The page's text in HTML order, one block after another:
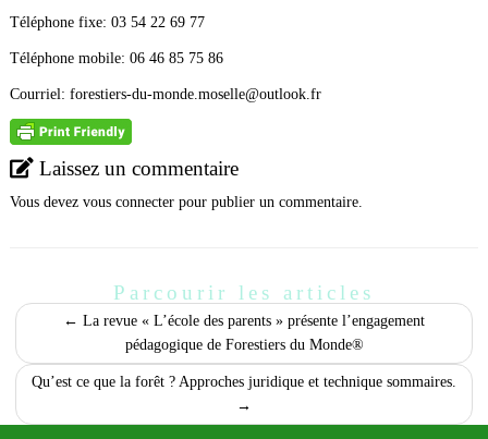
Téléphone fixe: 03 54 22 69 77
Téléphone mobile: 06 46 85 75 86
Courriel: forestiers-du-monde.moselle@outlook.fr
Laissez un commentaire
Vous devez vous connecterpour publier un commentaire.
Parcourir les articles
← La revue « L’école des parents » présente l’engagement
pédagogique de Forestiers du Monde®
Qu’est ce que la forêt ? Approches juridique et technique sommaires.
→